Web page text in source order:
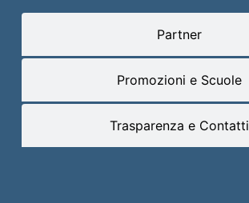
Partner
Promozioni e Scuole
Trasparenza e Contatti